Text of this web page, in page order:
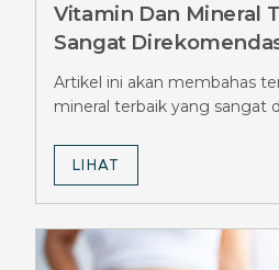
Vitamin Dan Mineral
Sangat
Pengguna Ozempic,
Diabaikan
Artikel ini akan membahas
mineral terbaik yang sangat
LIHAT